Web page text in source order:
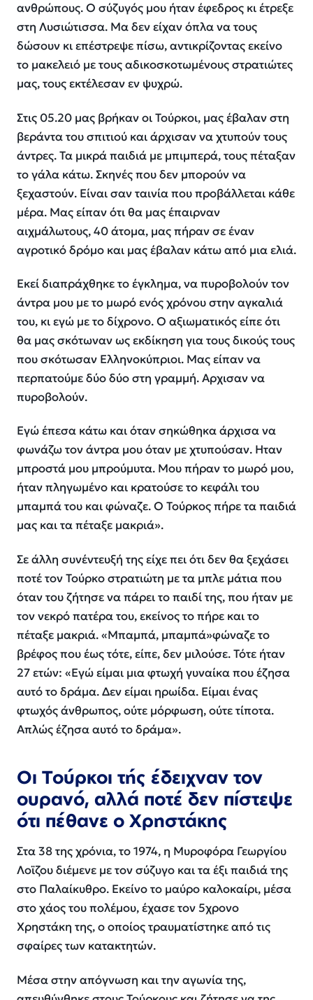
ανθρώπους. Ο σύζυγός μου ήταν έφεδρος κι έτρεξε
στη Λυσιώτισσα. Μα δεν είχαν όπλα να τους
δώσουν κι επέστρεψε πίσω, αντικρίζοντας εκείνο
το μακελειό με τους αδικοσκοτωμένους στρατιώτες
μας, τους εκτέλεσαν εν ψυχρώ.
Στις 05.20 μας βρήκαν οι Τούρκοι, μας έβαλαν στη
βεράντα του σπιτιού και άρχισαν να χτυπούν τους
άντρες. Τα μικρά παιδιά με μπιμπερά, τους πέταξαν
το γάλα κάτω. Σκηνές που δεν μπορούν να
ξεχαστούν. Είναι σαν ταινία που προβάλλεται κάθε
μέρα. Μας είπαν ότι θα μας έπαιρναν
αιχμάλωτους, 40 άτομα, μας πήραν σε έναν
αγροτικό δρόμο και μας έβαλαν κάτω από μια ελιά.
Εκεί διαπράχθηκε το έγκλημα, να πυροβολούν τον
άντρα μου με το μωρό ενός χρόνου στην αγκαλιά
του, κι εγώ με το δίχρονο. Ο αξιωματικός είπε ότι
θα μας σκότωναν ως εκδίκηση για τους δικούς τους
που σκότωσαν Ελληνοκύπριοι. Μας είπαν να
περπατούμε δύο δύο στη γραμμή. Αρχισαν να
πυροβολούν.
Εγώ έπεσα κάτω και όταν σηκώθηκα άρχισα να
φωνάζω τον άντρα μου όταν με χτυπούσαν. Ηταν
μπροστά μου μπρούμυτα. Μου πήραν το μωρό μου,
ήταν πληγωμένο και κρατούσε το κεφάλι του
μπαμπά του και φώναζε. Ο Τούρκος πήρε τα παιδιά
μας και τα πέταξε μακριά».
Σε άλλη συνέντευξή της είχε πει ότι δεν θα ξεχάσει
ποτέ τον Τούρκο στρατιώτη με τα μπλε μάτια που
όταν του ζήτησε να πάρει το παιδί της, που ήταν με
τον νεκρό πατέρα του, εκείνος το πήρε και το
πέταξε μακριά.«Μπαμπά, μπαμπά»φώναζε το
βρέφος που έως τότε, είπε, δεν μιλούσε. Τότε ήταν
27 ετών: «Εγώ είμαι μια φτωχή γυναίκα που έζησα
αυτό το δράμα. Δεν είμαι ηρωίδα. Είμαι ένας
φτωχός άνθρωπος, ούτε μόρφωση, ούτε τίποτα.
Απλώς έζησα αυτό το δράμα».
Οι Τούρκοι τής έδειχναν τον
ουρανό, αλλά ποτέ δεν πίστεψε
ότι πέθανε ο Χρηστάκης
Στα 38 της χρόνια, το 1974, η Μυροφόρα Γεωργίου
Λοϊζου διέμενε με τον σύζυγο και τα έξι παιδιά της
στο Παλαίκυθρο. Εκείνο το μαύρο καλοκαίρι, μέσα
στο χάος του πολέμου, έχασε τον 5χρονο
Χρηστάκη της, ο οποίος τραυματίστηκε από τις
σφαίρες των κατακτητών.
Μέσα στην απόγνωση και την αγωνία της,